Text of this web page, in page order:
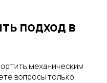
подход в
механическим
вопросы только